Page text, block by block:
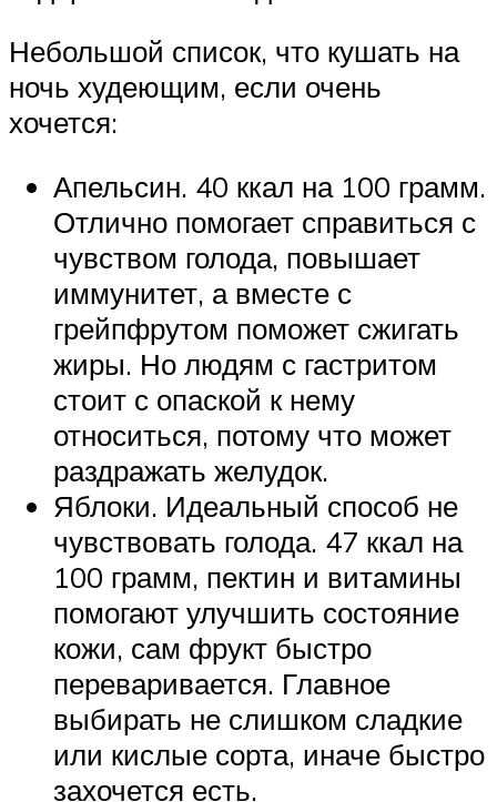
Небольшой список, что кушать на
ночь худеющим, если очень
хочется:
Апельсин. 40 ккал на 100 грамм.
Отлично помогает справиться с
чувством голода, повышает
иммунитет, а вместе с
грейпфрутом поможет сжигать
жиры. Но людям с гастритом
стоит с опаской к нему
относиться, потому что может
раздражать желудок.
Яблоки. Идеальный способ не
чувствовать голода. 47 ккал на
100 грамм, пектин и витамины
помогают улучшить состояние
кожи, сам фрукт быстро
переваривается. Главное
выбирать не слишком сладкие
или кислые сорта, иначе быстро
захочется есть.